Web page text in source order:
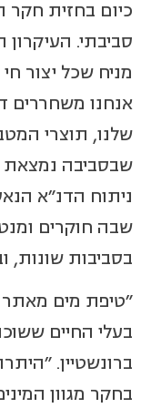
כיום בחזית חקר
סביבתי.
מניח שכל יצור
אנחנו משחררים
שלנו, תוצרי
שבסביבה נמצאת
ניתוח הדנ"א
שבה חוקרים
בסביבות שונות,
"טיפת מים מאתר
בעלי החיים
ברונשטיין.
בחקר מגוון